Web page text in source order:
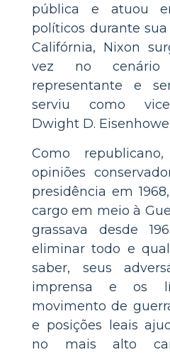
pública e atuou
políticos durante
Califórnia, Nixon
vez no cenário
representante e
serviu como
Dwight D. Eisenhower
Como
opiniões
presidência em
cargo em meio à
grassava desde
eliminar todo e
saber, seus
imprensa e os
movimento de
e posições leais
no mais alto